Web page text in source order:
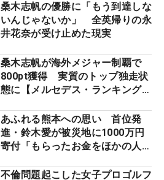
桑木志帆の優勝に「もう到達しな
いんじゃないか」 全英帰りの永
井花奈が受け止めた現実
桑木志帆が海外メジャー制覇で
800pt獲得 実質のトップ独走状
態に【メルセデス・ランキング番
あふれる熊本への思い 首位発
進・鈴木愛が被災地に1000万円
寄付「もらったお金をほかの人
不倫問題起こした女子プロゴルフ